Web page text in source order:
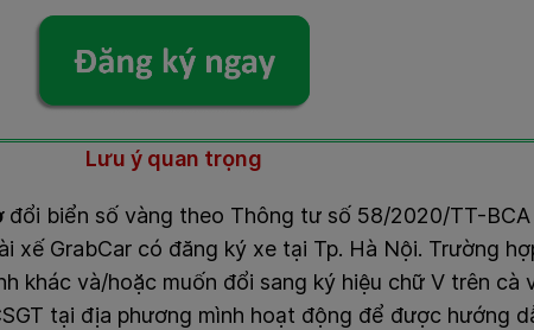
Lưu ý quan trọng
đổi biển số vàng theo Thông tư số 58/2020/TT-
xế GrabCar có đăng ký xe tại Tp. Hà Nội. Trường
khác và/hoặc muốn đổi sang ký hiệu chữ V trên cà
tại địa phương mình hoạt động để được hướng